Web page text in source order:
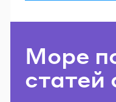
Море
статей